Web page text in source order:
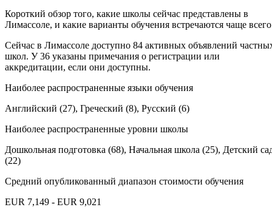
Короткий обзор того, какие школы сейчас представлены в
Лимассоле, и какие варианты обучения встречаются чаще
Сейчас в Лимассоле доступно 84 активных объявлений
школ. У 36 указаны примечания о регистрации или
аккредитации, если они доступны.
Наиболее распространенные языки обучения
Английский (27), Греческий (8), Русский (6)
Наиболее распространенные уровни школы
Дошкольная подготовка (68), Начальная школа (25), Детский
(22)
Средний опубликованный диапазон стоимости обучения
EUR 7,149 - EUR 9,021